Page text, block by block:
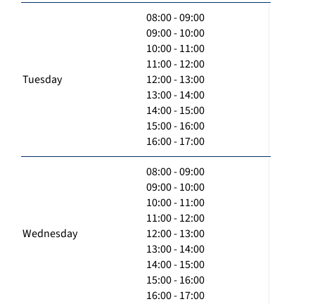
Tuesday
08:00 - 09:00
09:00 - 10:00
10:00 - 11:00
11:00 - 12:00
12:00 - 13:00
13:00 - 14:00
14:00 - 15:00
15:00 - 16:00
16:00 - 17:00
Wednesday
08:00 - 09:00
09:00 - 10:00
10:00 - 11:00
11:00 - 12:00
12:00 - 13:00
13:00 - 14:00
14:00 - 15:00
15:00 - 16:00
16:00 - 17:00